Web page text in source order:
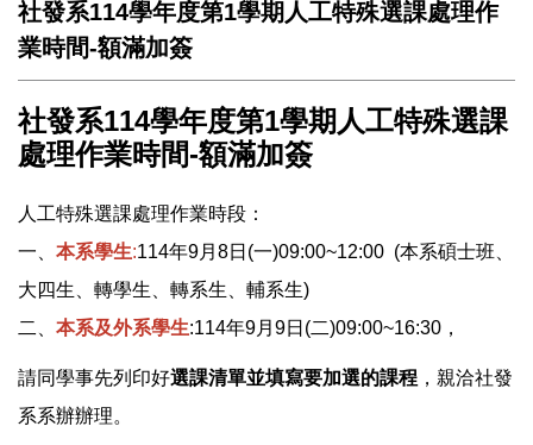
社發系114學年度第1學期人工特殊選課處理作
業時間-額滿加簽
社發系114學年度第1學期人工特殊選課
處理作業時間-額滿加簽
人工特殊選課處理作業時段：
一、 本系學生:114年9月8日(一)09:00~12:00 (本系碩士班、
大四生、轉學生、轉系生、輔系生)
二、 本系及外系學生:114年9月9日(二)09:00~16:30，
請同學事先列印好選課清單並填寫要加選的課程 ，親洽社發
系系辦辦理。